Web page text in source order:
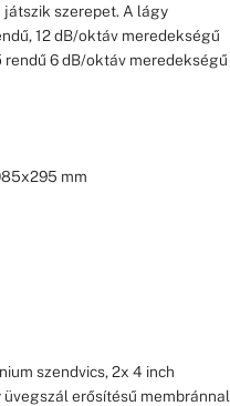
szerepet. A lágy
12 dB/oktáv meredekségű
6 dB/oktáv meredekségű
mm
szendvics, 2x 4 inch
erősítésű membránnal